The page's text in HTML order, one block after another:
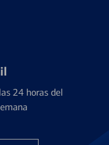
24 horas del